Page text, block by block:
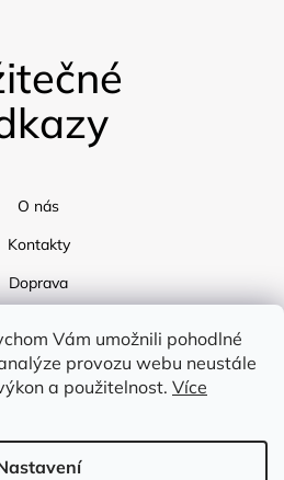
Vám umožnili pohodlné
provozu webu neustále
a použitelnost. Více
O nás
Kontakty
Doprava